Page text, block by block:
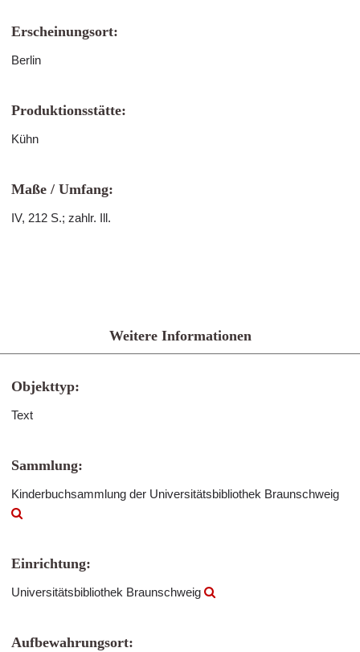
Erscheinungsort:
Berlin
Produktionsstätte:
Kühn
Maße / Umfang:
IV, 212 S.; zahlr. Ill.
Weitere Informationen
Objekttyp:
Text
Sammlung:
Kinderbuchsammlung der Universitätsbibliothek Braunschweig
Einrichtung:
Universitätsbibliothek Braunschweig
Aufbewahrungsort: